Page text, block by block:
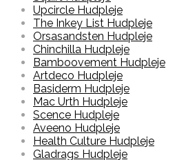
Upcircle Hudpleje
The Inkey List Hudpleje
Orsasandsten Hudpleje
Chinchilla Hudpleje
Bamboovement Hudpleje
Artdeco Hudpleje
Basiderm Hudpleje
Mac Urth Hudpleje
Scence Hudpleje
Aveeno Hudpleje
Health Culture Hudpleje
Gladrags Hudpleje